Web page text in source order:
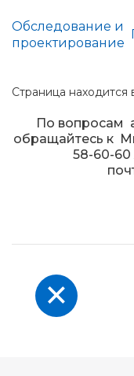
Обследование и
проектирование
Страница находится
По вопросам
обращайтесь к
58-60-60